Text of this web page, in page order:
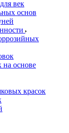
век
основ
на основе
красок